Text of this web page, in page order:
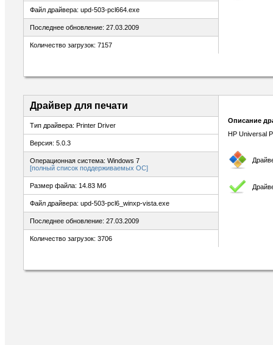
Файл драйвера: upd-503-pcl664.exe
Последнее обновление: 27.03.2009
Количество загрузок: 7157
Драйвер для печати
Тип драйвера: Printer Driver
Версия: 5.0.3
Операционная система: Windows 7
[полный список поддерживаемых ОС]
Размер файла: 14.83 Мб
Файл драйвера: upd-503-pcl6_winxp-vista.exe
Последнее обновление: 27.03.2009
Количество загрузок: 3706
Описание
HP Universal